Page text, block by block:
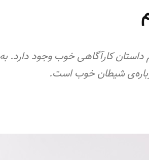
کارآگاهی خوب وجود دارد. به
شیطان خوب است.